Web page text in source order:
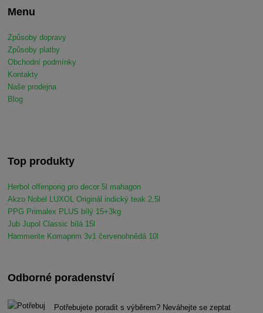
Menu
Způsoby dopravy
Způsoby platby
Obchodní podmínky
Kontakty
Naše prodejna
Blog
Top produkty
Herbol offenporig pro decor 5l mahagon
Akzo Nobel LUXOL Originál indický teak 2,5l
PPG Primalex PLUS bílý 15+3kg
Jub Jupol Classic bílá 15l
Hammerite Komaprim 3v1 červenohnědá 10l
Odborné poradenství
Potřebujete poradit s výběrem? Neváhejte se zeptat